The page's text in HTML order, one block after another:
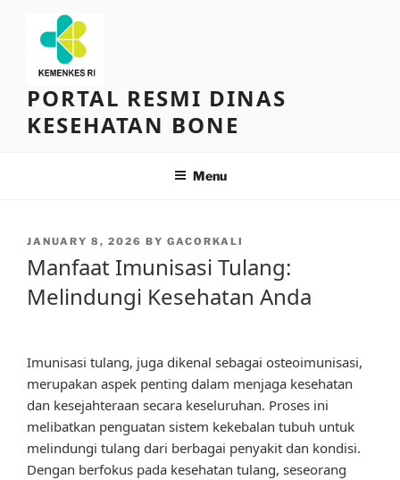
content
PORTAL RESMI DINAS
KESEHATAN BONE
Menu
POSTED
JANUARY 8, 2026 BY GACORKALI
Manfaat Imunisasi Tulang:
Melindungi Kesehatan Anda
Imunisasi tulang, juga dikenal sebagai osteoimunisasi,
merupakan aspek penting dalam menjaga kesehatan
dan kesejahteraan secara keseluruhan. Proses ini
melibatkan penguatan sistem kekebalan tubuh untuk
melindungi tulang dari berbagai penyakit dan kondisi.
Dengan berfokus pada kesehatan tulang, seseorang